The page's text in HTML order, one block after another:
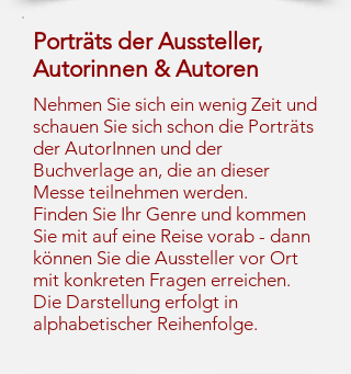
Porträts der Aussteller,
Autorinnen & Autoren
Nehmen Sie sich ein wenig Zeit und
schauen Sie sich schon die Porträts
der AutorInnen und der
Buchverlage an, die an dieser
Messe teilnehmen werden.
Finden Sie Ihr Genre und kommen
Sie mit auf eine Reise vorab - dann
können Sie die Aussteller vor Ort
mit konkreten Fragen erreichen.
Die Darstellung erfolgt in
alphabetischer Reihenfolge.